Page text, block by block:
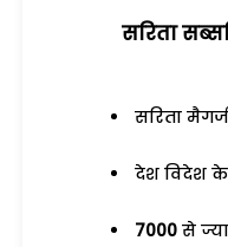
सरिता
सरिता
देश विदेश के
7000 से